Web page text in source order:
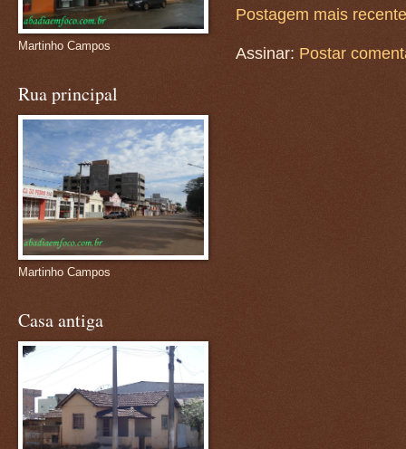
Postagem mais recente
Assinar: Postar
Martinho Campos
Rua principal
Martinho Campos
Casa antiga